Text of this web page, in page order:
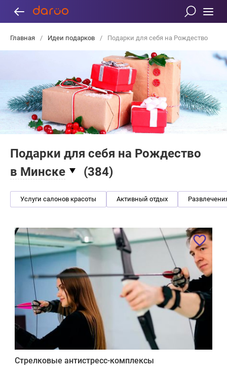
Главная / Идеи подарков / Подарки для себя на Рождество
Подарки для себя на Рождество
в Минске
(384)
Услуги салонов красоты Активный отдых
Стрелковые антистресс-комплексы